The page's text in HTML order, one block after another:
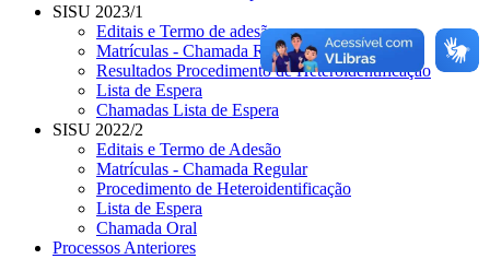
SISU 2023/1
Editais e Termo de adesão
Matrículas - Chamada Regular
Resultados Procedimento de Heteroidentificação
Lista de Espera
Chamadas Lista de Espera
SISU 2022/2
Editais e Termo de Adesão
Matrículas - Chamada Regular
Procedimento de Heteroidentificação
Lista de Espera
Chamada Oral
Processos Anteriores